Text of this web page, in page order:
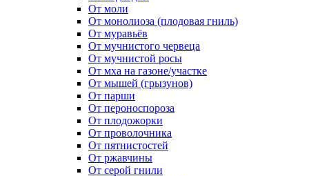
От моли
От монолиоза (плодовая гниль)
От муравьёв
От мучнистого червеца
От мучнистой росы
От мха на газоне/участке
От мышей (грызунов)
От парши
От пероноспороза
От плодожорки
От проволочника
От пятнистостей
От ржавчины
От серой гнили